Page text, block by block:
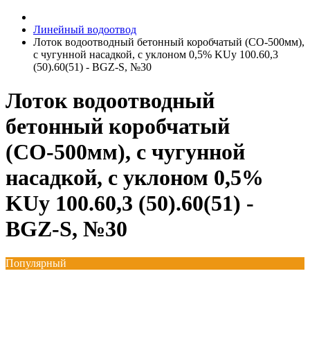
Линейный водоотвод
Лоток водоотводный бетонный коробчатый (СО-500мм),
с чугунной насадкой, с уклоном 0,5% KUу 100.60,3
(50).60(51) - BGZ-S, №30
Лоток водоотводный
бетонный коробчатый
(СО-500мм), с чугунной
насадкой, с уклоном 0,5%
KUу 100.60,3 (50).60(51) -
BGZ-S, №30
Популярный